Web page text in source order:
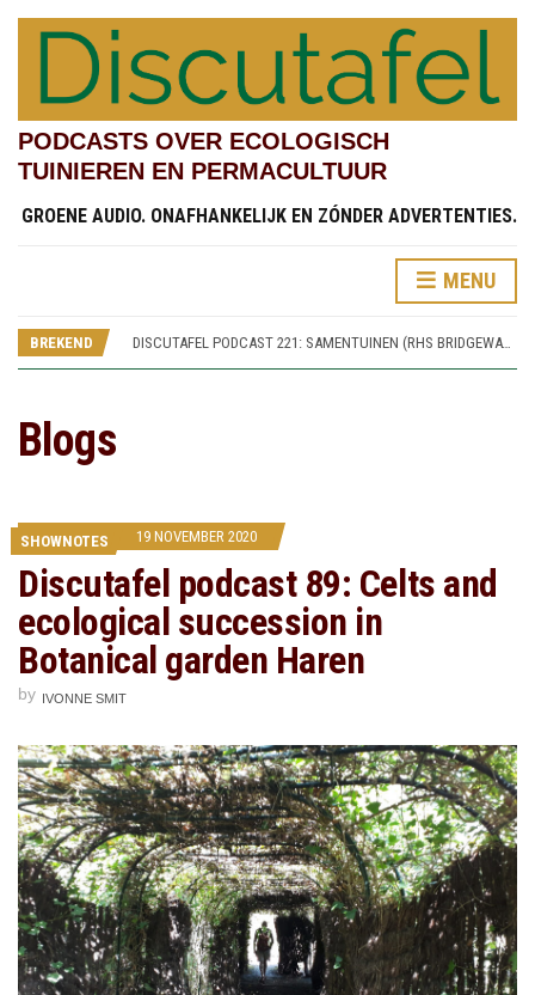
PODCASTS OVER ECOLOGISCH
TUINIEREN EN PERMACULTUUR
GROENE AUDIO. ONAFHANKELIJK EN ZÓNDER ADVERTENTIES.
MENU
BREKEND
DISCUTAFEL PODCAST 221: SAMENTUINEN (RHS BRIDGEWATER 6)
DISCUTAFEL PODCAST 220: SPOREN VAN WORSLEY NEW HALL (RHS BRIDGEWATER 5)
Blogs
SHOWNOTES 19 NOVEMBER 2020
Discutafel podcast 89: Celts and
ecological succession in
Botanical garden Haren
by IVONNE SMIT